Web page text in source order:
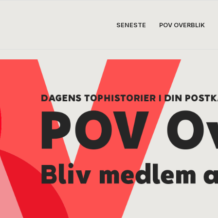
SENESTE POV OVERBLIK